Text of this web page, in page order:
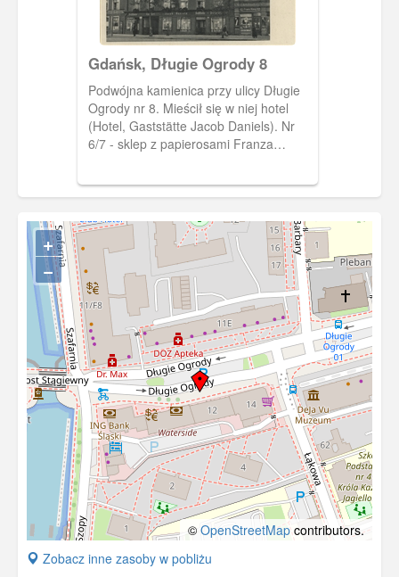
Gdańsk, Długie Ogrody 8
Podwójna kamienica przy ulicy Długie
Ogrody nr 8. Mieścił się w niej hotel
(Hotel, Gaststätte Jacob Daniels). Nr
6/7 - sklep z papierosami Franza
przetrwała wojny i nie została
znajdują się kamienice zbudowane w
latach 90.
+
−
© OpenStreetMapcontributors.
+
Zobacz inne zasoby w pobliżu